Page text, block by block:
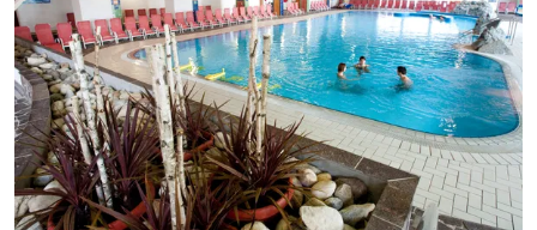
2 Erwachsene und 2 Kinder
Ausstattung
Für 8 Tage p.P. ab0,00 €